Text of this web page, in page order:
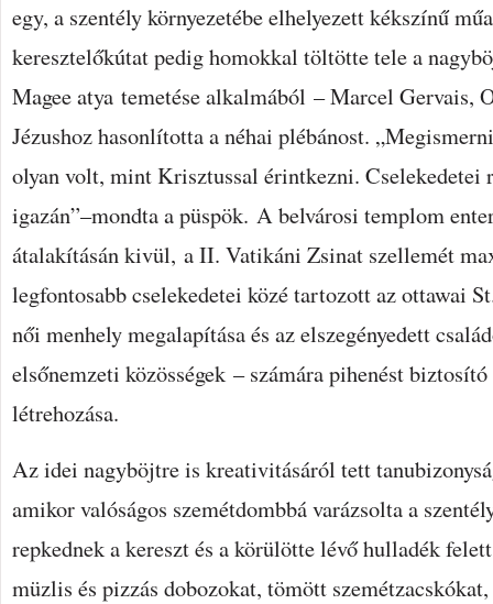
egy, a szentély környezetébe elhelyezett kékszínű
keresztelőkútat pedig homokkal töltötte tele a
Magee atya temetése alkalmából – Marcel Gervais,
Jézushoz hasonlította a néhai plébánost.
olyan volt, mint Krisztussal érintkezni. Cselekedetei
igazán”–mondta a püspök. A belvárosi templom
átalakításán kivül, a II. Vatikáni Zsinat szellemét
legfontosabb cselekedetei közé tartozott az ottawai
női menhely megalapítása és az elszegényedett
elsőnemzeti közösségek – számára pihenést biztosító
létrehozása.
Az idei nagyböjtre is kreativitásáról tett
amikor valóságos szemétdombbá varázsolta a
repkednek a kereszt és a körülötte lévő hulladék
müzlis és pizzás dobozokat, tömött